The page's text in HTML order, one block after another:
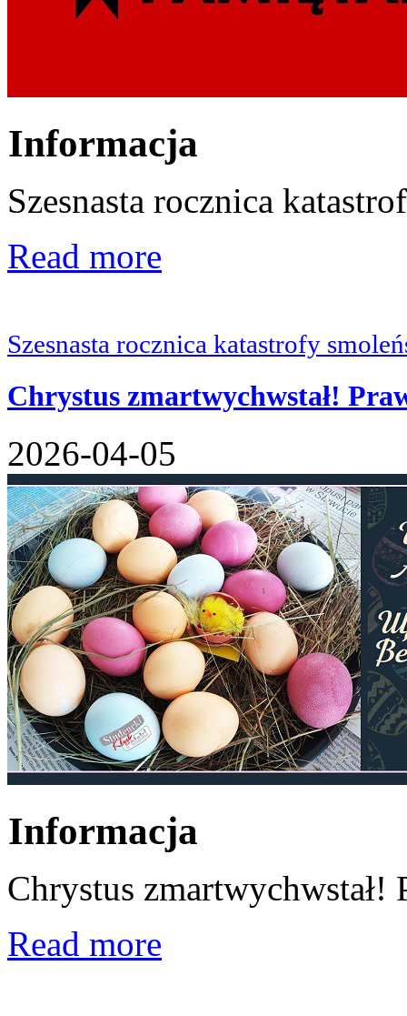
Informacja
Szesnasta rocznica
Read more
Szesnasta rocznica katastrofy
Chrystus zmartwychwstał!
2026-04-05
Informacja
Chrystus zmartwychwstał!
Read more